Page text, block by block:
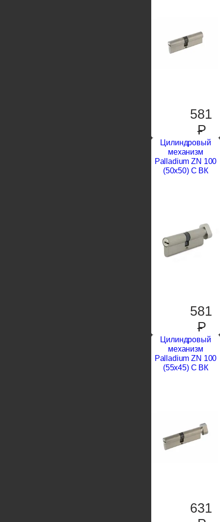
581
P
Цилиндровый
механизм
Palladium ZN 100
(50х50) C ВК
581
P
Цилиндровый
механизм
Palladium ZN 100
(55х45) C ВК
631